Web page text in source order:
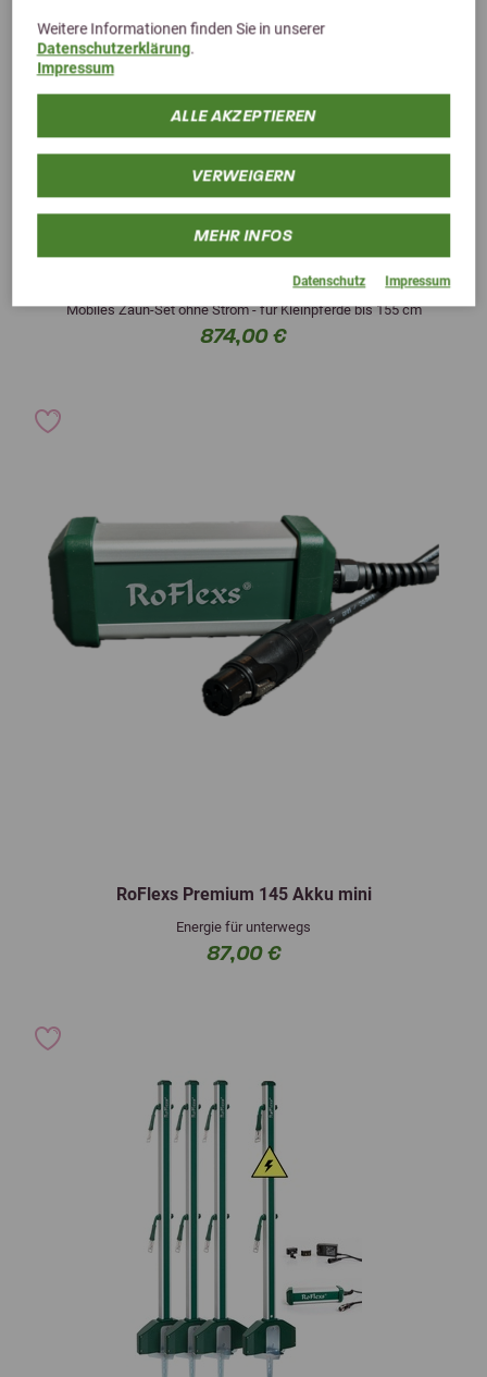
Weitere Informationen finden Sie in unserer
Datenschutzerklärung.
Impressum
ALLE AKZEPTIEREN
VERWEIGERN
MEHR INFOS
Datenschutz Impressum
RoFlexs Premium 145 Zaun Set
Mobiles Zaun-Set ohne Strom - für Kleinpferde bis 155 cm
874,00 €
RoFlexs Premium 145 Akku mini
Energie für unterwegs
87,00 €